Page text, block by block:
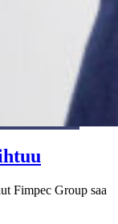
Fimpec Group saa